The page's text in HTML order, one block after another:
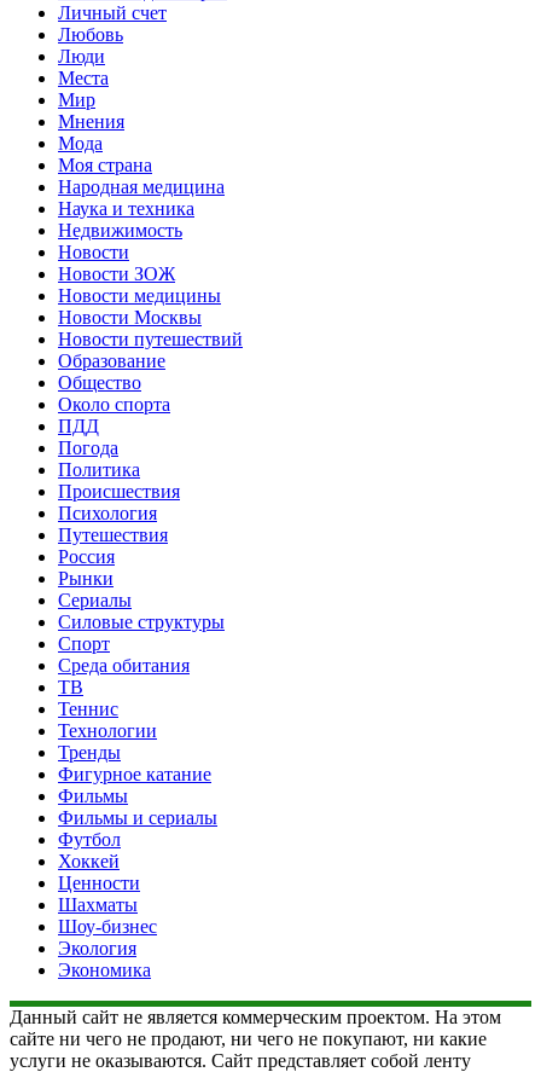
Личный счет
Любовь
Люди
Места
Мир
Мнения
Мода
Моя страна
Народная медицина
Наука и техника
Недвижимость
Новости
Новости ЗОЖ
Новости медицины
Новости Москвы
Новости путешествий
Образование
Общество
Около спорта
ПДД
Погода
Политика
Происшествия
Психология
Путешествия
Россия
Рынки
Сериалы
Силовые структуры
Спорт
Среда обитания
ТВ
Теннис
Технологии
Тренды
Фигурное катание
Фильмы
Фильмы и сериалы
Футбол
Хоккей
Ценности
Шахматы
Шоу-бизнес
Экология
Экономика
Данный сайт не является коммерческим проектом. На этом
сайте ни чего не продают, ни чего не покупают, ни какие
услуги не оказываются. Сайт представляет собой ленту